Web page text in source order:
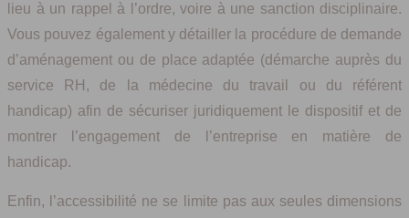
lieu à un rappel à l’ordre, voire à une sanction disciplinaire.
Vous pouvez également y détailler la procédure de demande
d’aménagement ou de place adaptée (démarche auprès du
service RH, de la médecine du travail ou du référent
handicap) afin de sécuriser juridiquement le dispositif et de
montrer l’engagement de l’entreprise en matière de
handicap.
Enfin, l’accessibilité ne se limite pas aux seules dimensions